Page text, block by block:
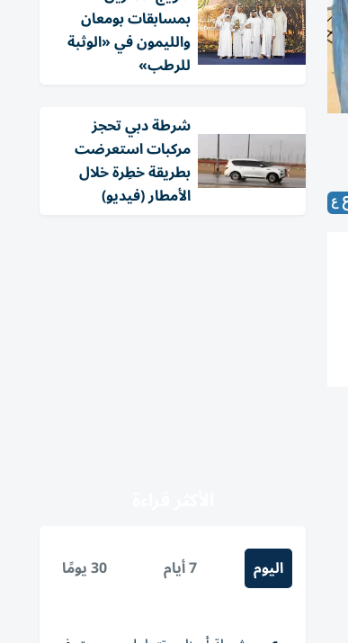
بمسابقات بومعان
والليمون في «الوثبة
للرطب»
شرطة دبي تحجز
مركبات استعرضت
بطريقة خطِرة خلال
الأمطار (فيديو)
اليوم 7 أيام 30 يومًا